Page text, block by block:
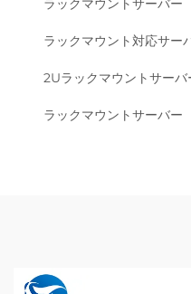
ラックマウントサーバー
ラックマウント対応サー
2Uラックマウントサーバ
ラックマウントサーバー